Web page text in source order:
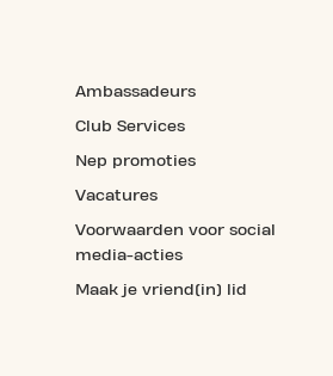
Ambassadeurs
Club Services
Nep promoties
Vacatures
Voorwaarden voor social
media-acties
Maak je vriend(in) lid